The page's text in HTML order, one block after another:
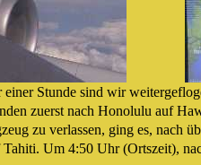
einer Stunde sind wir
zuerst nach Honolulu auf
zu verlassen, ging es, nach
Tahiti. Um 4:50 Uhr (Ortszeit),